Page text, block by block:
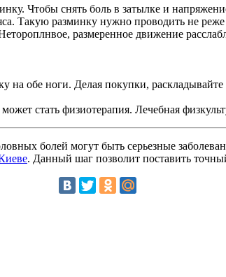
Чтобы снять боль в затылке и
Такую разминку нужно проводить не реже
размеренное движение
на обе ноги. Делая покупки,
стать физиотерапия. Лечебная
болей могут быть серьезные
. Данный шаг позволит поставить